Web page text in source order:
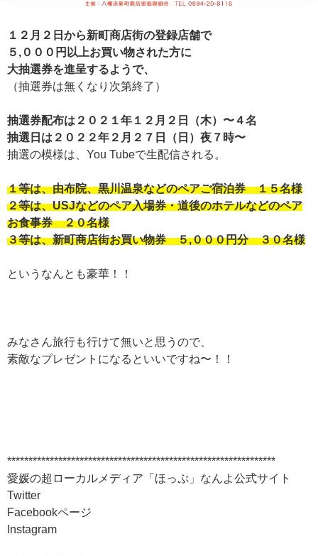
１２月２日から新町商店街の登録店舗で
５,０００円以上お買い物された方に
大抽選券を進呈するようで、
（抽選券は無くなり次第終了）
抽選券配布は２０２１年１２月２日（木）〜４名
抽選日は２０２２年２月２７日（日）夜７時〜
抽選の模様は、You Tubeで生配信される。
１等は、由布院、黒川温泉などのペアご宿泊券 １５名様
２等は、USJなどのペア入場券・道後のホテルなどのペア
お食事券 ２０名様
３等は、新町商店街お買い物券 ５,０００円分 ３０名様
というなんとも豪華！！
みなさん旅行も行けて無いと思うので、
素敵なプレゼントになるといいですね〜！！
***************************************************************
愛媛の超ローカルメディア「ほっぷ」なんよ公式サイト
Twitter
Facebookページ
Instagram